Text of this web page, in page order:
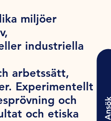
miljöer
industriella
arbetssätt,
Experimentellt
och
och etiska